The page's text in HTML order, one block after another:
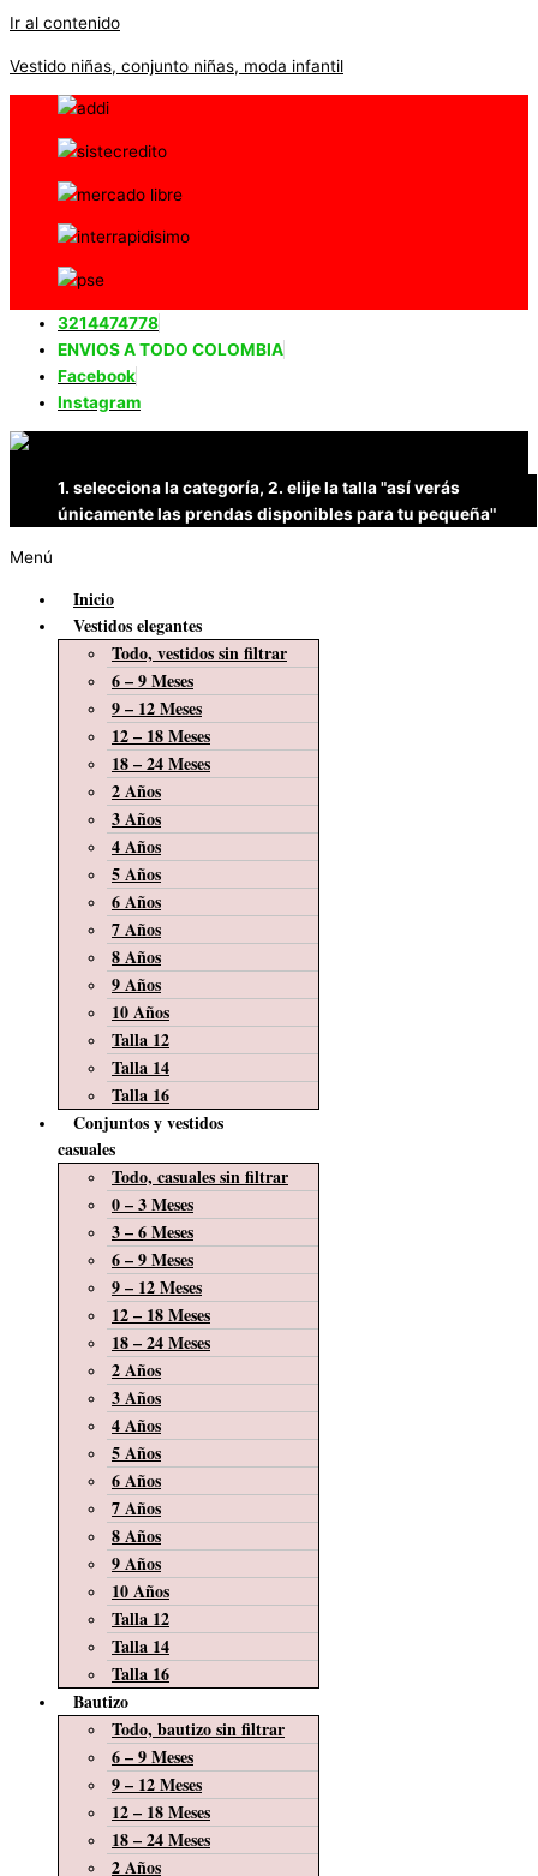
Ir al contenido
Vestido niñas, conjunto niñas, moda infantil
3214474778
ENVIOS A TODO COLOMBIA
Facebook
Instagram
1. selecciona la categoría, 2. elije la talla "así verás
únicamente las prendas disponibles para tu pequeña"
Menú
Inicio
Vestidos elegantes
Todo, vestidos sin filtrar
6 – 9 Meses
9 – 12 Meses
12 – 18 Meses
18 – 24 Meses
2 Años
3 Años
4 Años
5 Años
6 Años
7 Años
8 Años
9 Años
10 Años
Talla 12
Talla 14
Talla 16
Conjuntos y vestidos
casuales
Todo, casuales sin filtrar
0 – 3 Meses
3 – 6 Meses
6 – 9 Meses
9 – 12 Meses
12 – 18 Meses
18 – 24 Meses
2 Años
3 Años
4 Años
5 Años
6 Años
7 Años
8 Años
9 Años
10 Años
Talla 12
Talla 14
Talla 16
Bautizo
Todo, bautizo sin filtrar
6 – 9 Meses
9 – 12 Meses
12 – 18 Meses
18 – 24 Meses
2 Años